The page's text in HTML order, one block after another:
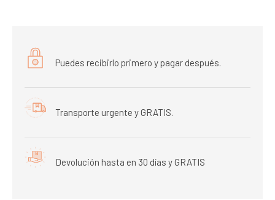
Puedes recibirlo primero y pagar después.
Transporte urgente y GRATIS.
Devolución hasta en 30 días y GRATIS